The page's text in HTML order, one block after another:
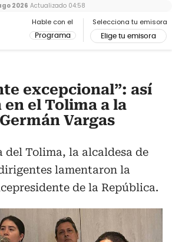
Hable con el
Programa
Selecciona tu emisora
Elige tu emisora
2026 Actualizado 04:58
excepcional”: así
el Tolima a la
Vargas
del Tolima, la alcaldesa de
lamentaron la
de la República.